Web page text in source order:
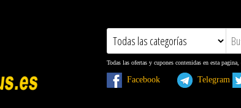
Todas las ofertas y cupones contenidas en esta
Facebook Telegram